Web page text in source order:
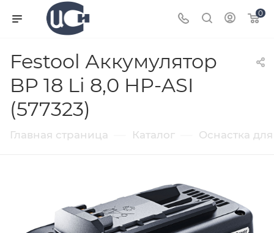
0
Festool Аккумулятор
BP 18 Li 8,0 HP-ASI
(577323)
Главная страница Каталог Оснастка